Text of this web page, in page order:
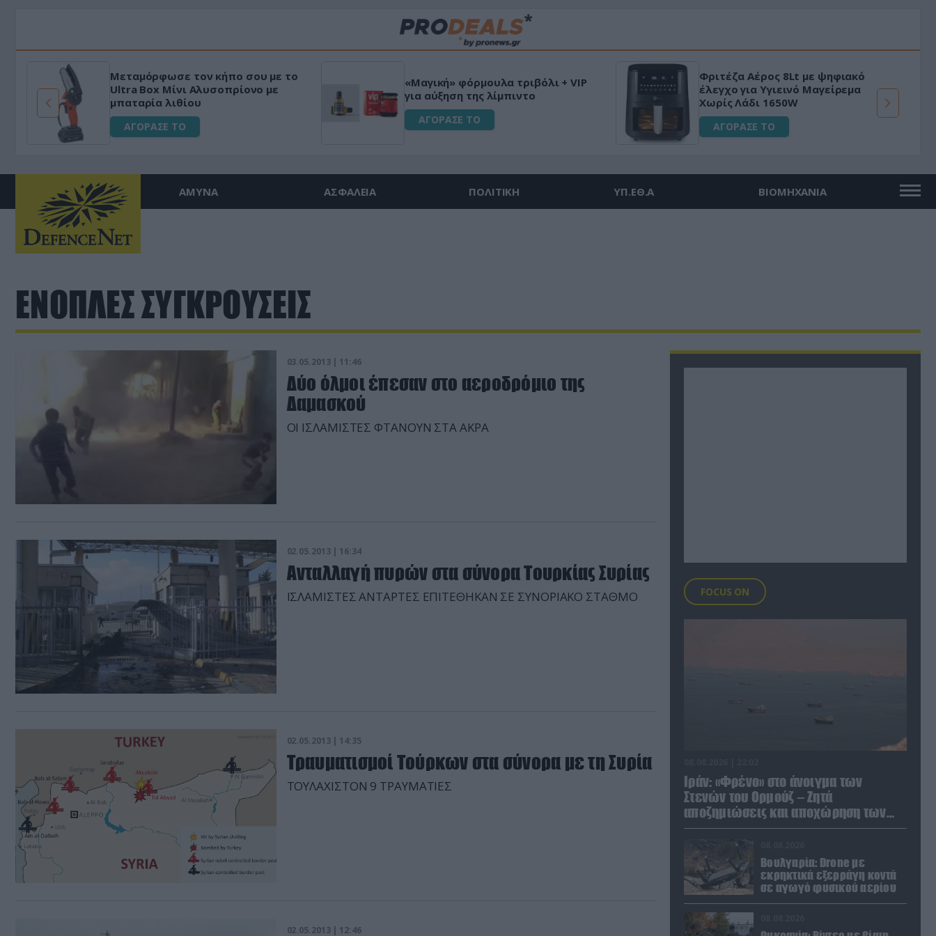
Μεταμόρφωσε τον κήπο σου με το
Ultra Box Μίνι Αλυσοπρίονο με
μπαταρία λιθίου
ΑΓΟΡΑΣΕ ΤΟ
«Μαγική» φόρμουλα τριβόλι + VIP
για αύξηση της λίμπιντο
ΑΓΟΡΑΣΕ ΤΟ
Φριτέζα Αέρος 8Lt με ψηφιακό
έλεγχο για Υγιεινό Μαγείρεμα
Χωρίς Λάδι 1650W
ΑΓΟΡΑΣΕ ΤΟ
ΑΜΥΝΑ ΑΣΦΑΛΕΙΑ ΠΟΛΙΤΙΚΗ ΥΠ.ΕΘ.Α ΒΙΟΜΗΧΑΝΙΑ
ΕΝΟΠΛΕΣ ΣΥΓΚΡΟΥΣΕΙΣ
03.05.2013 | 11:46
Δύο όλμοι έπεσαν στο αεροδρόμιο της
Δαμασκού
ΟΙ ΙΣΛΑΜΙΣΤΕΣ ΦΤΑΝΟΥΝ ΣΤΑ ΑΚΡΑ
02.05.2013 | 16:34
Ανταλλαγή πυρών στα σύνορα Τουρκίας Συρίας
ΙΣΛΑΜΙΣΤΕΣ ΑΝΤΑΡΤΕΣ ΕΠΙΤΕΘΗΚΑΝ ΣΕ ΣΥΝΟΡΙΑΚΟ ΣΤΑΘΜΟ
02.05.2013 | 14:35
Τραυματισμοί Τούρκων στα σύνορα με τη Συρία
ΤΟΥΛΑΧΙΣΤΟΝ 9 ΤΡΑΥΜΑΤΙΕΣ
02.05.2013 | 12:46
FOCUS ON
Ιράν: «Φρένο» στο άνοιγμα των
Στενών του Ορμούζ – Ζητά
αποζημιώσεις και αποχώρηση των
ΗΠΑ
Βουλγαρία: Drone με
εκρηκτικά εξερράγη κοντά
σε αγωγό φυσικού αερίου